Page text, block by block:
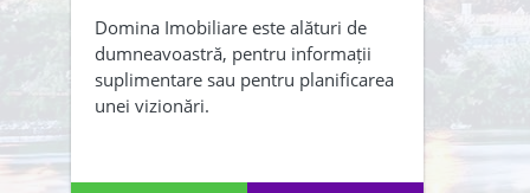
Domina Imobiliare este alături de
dumneavoastră, pentru informații
suplimentare sau pentru planificarea
unei vizionări.
Am citit și sunt de acord cu
termenii și conditiile
,
Politica de confidentialitate